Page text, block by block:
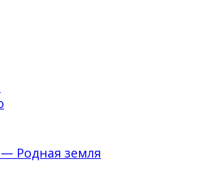
— Родная земля